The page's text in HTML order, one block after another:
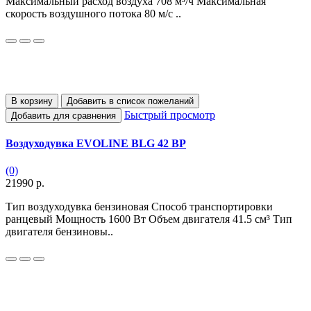
скорость воздушного потока 80 м/с ..
В корзину
Добавить в список пожеланий
Добавить для сравнения
Быстрый просмотр
Воздуходувка EVOLINE BLG 42 BP
(0)
21990 р.
Тип воздуходувка бензиновая Способ транспортировки
ранцевый Мощность 1600 Вт Объем двигателя 41.5 см³ Тип
двигателя бензиновы..